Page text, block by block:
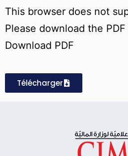
This browser does not
Please download the
Download PDF
Télécharger